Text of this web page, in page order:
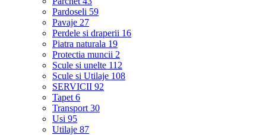
Pardoseli 59
Pavaje 27
Perdele si draperii 16
Piatra naturala 19
Protectia muncii 2
Scule si unelte 112
Scule si Utilaje 108
SERVICII 92
Tapet 6
Transport 30
Usi 95
Utilaje 87